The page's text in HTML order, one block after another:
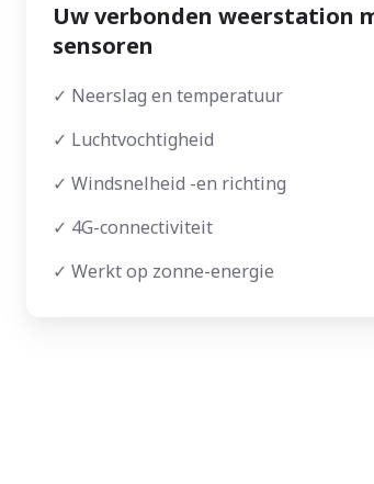
Uw verbonden weerstation
sensoren
✓ Neerslag en temperatuur
✓ Luchtvochtigheid
✓ Windsnelheid -en richting
✓ 4G-connectiviteit
✓ Werkt op zonne-energie